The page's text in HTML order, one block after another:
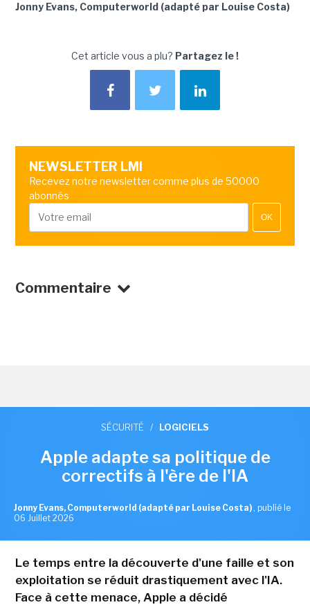
Jonny Evans, Computerworld (adapté par Louise Costa)
Cet article vous a plu? Partagez le !
NEWSLETTER LMI
Recevez notre newsletter comme plus de 50000
abonnés
OK
Commentaire
SÉCURITÉ / LOGICIELS
Apple adapte sa politique de
correctifs à l'ère de l'IA
Jonny Evans, Computerworld (adapté par Louise Costa) , publié le
06 Juillet 2026
Le temps entre la découverte d'une faille et son
exploitation se réduit drastiquement avec l'IA.
Face à cette menace, Apple a décidé